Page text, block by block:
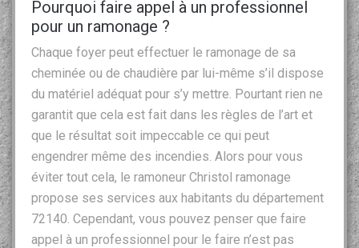
Pourquoi faire appel à un professionnel
pour un ramonage ?
Chaque foyer peut effectuer le ramonage de sa
cheminée ou de chaudière par lui-même s’il dispose
du matériel adéquat pour s’y mettre. Pourtant rien ne
garantit que cela est fait dans les règles de l’art et
que le résultat soit impeccable ce qui peut
engendrer même des incendies. Alors pour vous
éviter tout cela, le ramoneur Christol ramonage
propose ses services aux habitants du département
72140. Cependant, vous pouvez penser que faire
appel à un professionnel pour le faire n’est pas